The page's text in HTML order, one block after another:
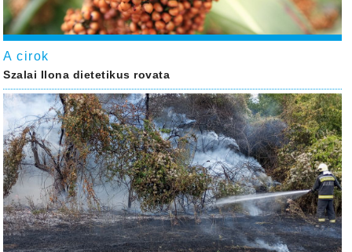
A cirok
Szalai Ilona dietetikus rovata